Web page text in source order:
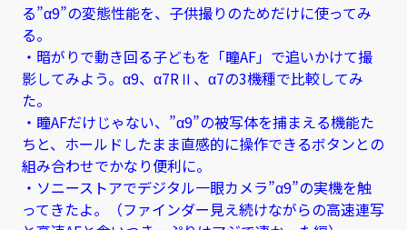
る”α9”の変態性能を、子供撮りのためだけに使ってみ
る。
・暗がりで動き回る子どもを「瞳AF」で追いかけて撮
影してみよう。α9、α7RⅡ、α7の3機種で比較してみ
た。
・瞳AFだけじゃない、”α9”の被写体を捕まえる機能た
ちと、ホールドしたまま直感的に操作できるボタンとの
組み合わせでかなり便利に。
・ソニーストアでデジタル一眼カメラ”α9”の実機を触
ってきたよ。（ファインダー見え続けながらの高速連写